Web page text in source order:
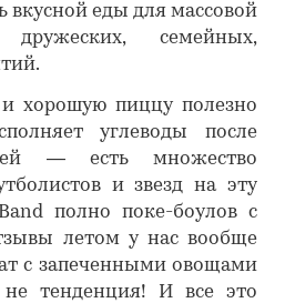
вкусной еды для массовой
семейных,
хорошую пиццу полезно
углеводы после
— есть множество
и звезд на эту
полно поке-боулов с
летом у нас вообще
с запеченными овощами
тенденция! И все это